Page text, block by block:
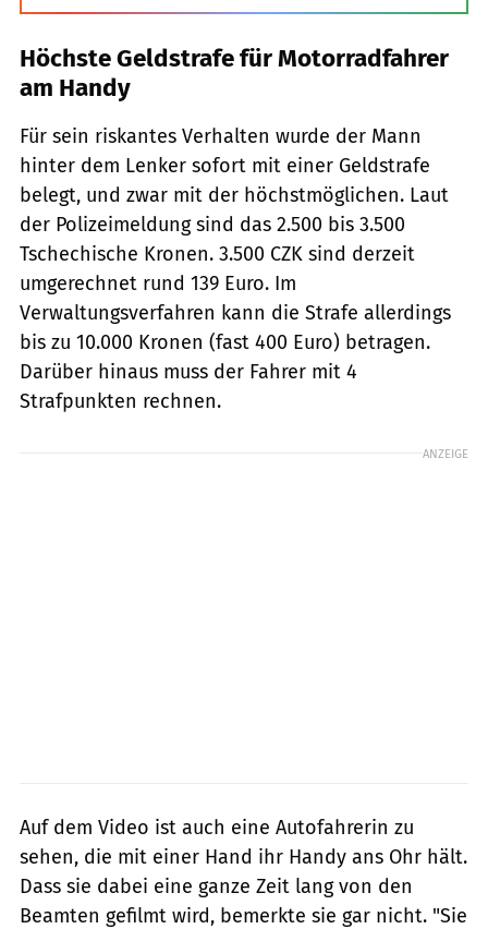
Höchste Geldstrafe für Motorradfahrer
am Handy
Für sein riskantes Verhalten wurde der Mann
hinter dem Lenker sofort mit einer Geldstrafe
belegt, und zwar mit der höchstmöglichen. Laut
der Polizeimeldung sind das 2.500 bis 3.500
Tschechische Kronen. 3.500 CZK sind derzeit
umgerechnet rund 139 Euro. Im
Verwaltungsverfahren kann die Strafe allerdings
bis zu 10.000 Kronen (fast 400 Euro) betragen.
Darüber hinaus muss der Fahrer mit 4
Strafpunkten rechnen.
ANZEIGE
Auf dem Video ist auch eine Autofahrerin zu
sehen, die mit einer Hand ihr Handy ans Ohr hält.
Dass sie dabei eine ganze Zeit lang von den
Beamten gefilmt wird, bemerkte sie gar nicht. "Sie